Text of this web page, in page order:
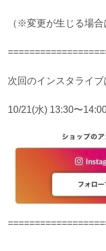
（※変更が生じる場合
次回のインスタライブ
10/21(水) 13:30〜